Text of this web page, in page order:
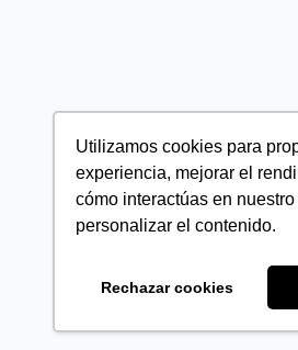
Utilizamos cookies para
experiencia, mejorar el
cómo interactúas en
personalizar el contenido.
Rechazar cookies